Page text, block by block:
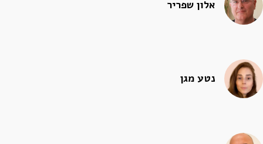
אלון שפריר
נטע מגן